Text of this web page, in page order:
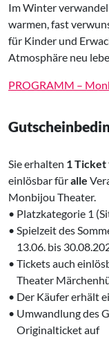
Im Winter
warmen, fast
für Kinder und
Atmosphäre neu
PROGRAMM –
Sie erhalten 1 Ticket
einlösbar füralle
Monbijou Theater.
• Platzkategorie 1
• Spielzeit des
13.06. bis
• Tickets auch
Theater
• Der Käufer erhält
• Umwandlung des
‌ Originalticket auf